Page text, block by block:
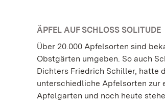
ÄPFEL AUF SCHLOSS SOLITUDE
Über 20.000 Apfelsorten sind
Obstgärten umgeben. So auch
Dichters Friedrich Schiller, hatte
unterschiedliche Apfelsorten zur
Apfelgarten und noch heute